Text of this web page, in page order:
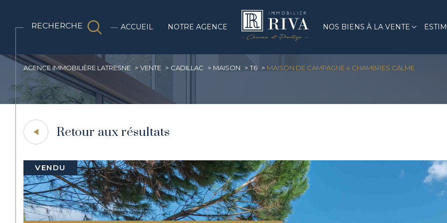
ACCUEIL NOTRE AGENCE NOS BIENS À LA VENTE
Biens en pierres Biens modernes
RECHERCHE
Acheter
de l'immo pro
Voir les0annonces
AGENCE IMMOBILIÈRE LATRESNE VENTE CADILLAC MAISON T6 MAISON DE CAMPAGNE 4 CHAMBRES CALME
Retour aux résultats
VENDU